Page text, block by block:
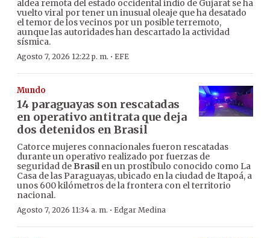
aldea remota del estado occidental indio de Gujarat se ha
vuelto viral por tener un inusual oleaje que ha desatado
el temor de los vecinos por un posible terremoto,
aunque las autoridades han descartado la actividad
sísmica.
Agosto 7, 2026 12:22 p. m. · EFE
Mundo
14 paraguayas son rescatadas
en operativo antitrata que deja
dos detenidos en Brasil
Catorce mujeres connacionales fueron rescatadas
durante un operativo realizado por fuerzas de
seguridad de Brasilen un prostíbulo conocido como La
Casa de las Paraguayas, ubicado en la ciudad de Itapoá, a
unos 600 kilómetros de la frontera con el territorio
nacional.
Agosto 7, 2026 11:34 a. m. · Edgar Medina